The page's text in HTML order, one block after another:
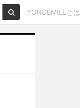
YONDEMILLとは